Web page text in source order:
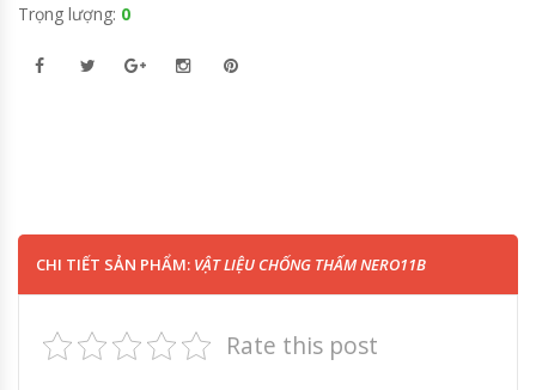
Trọng lượng: 0
CHI TIẾT SẢN PHẨM: VẬT LIỆU CHỐNG THẤM NERO11B
Rate this post